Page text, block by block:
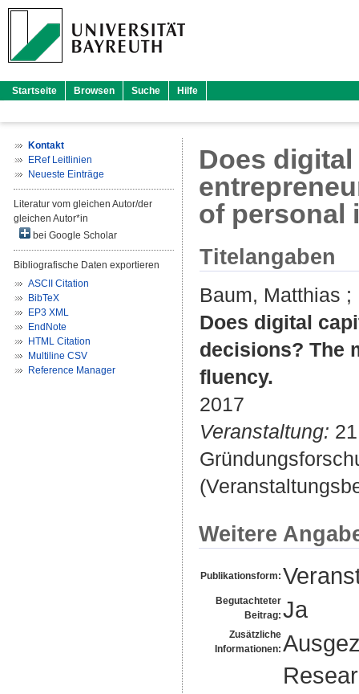
Startseite Browsen Suche Hilfe
Kontakt
ERef Leitlinien
Neueste Einträge
Literatur vom gleichen Autor/der
gleichen Autor*in
bei Google Scholar
Bibliografische Daten exportieren
ASCII Citation
BibTeX
EP3 XML
EndNote
HTML Citation
Multiline CSV
Reference Manager
Does
of personal
Titelangaben
Baum, Matthias ;
Does digital
decisions? The
fluency.
2017
Veranstaltung:
Weitere
Publikationsform:
Begutachteter
Beitrag: Ja
Zusätzliche
Informationen: